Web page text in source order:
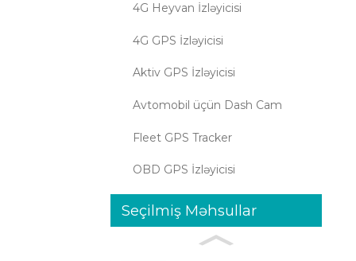
4G Heyvan İzləyicisi
4G GPS İzləyicisi
Aktiv GPS İzləyicisi
Avtomobil üçün Dash Cam
Fleet GPS Tracker
OBD GPS İzləyicisi
Seçilmiş Məhsullar